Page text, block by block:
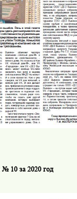
10 за 2020 год